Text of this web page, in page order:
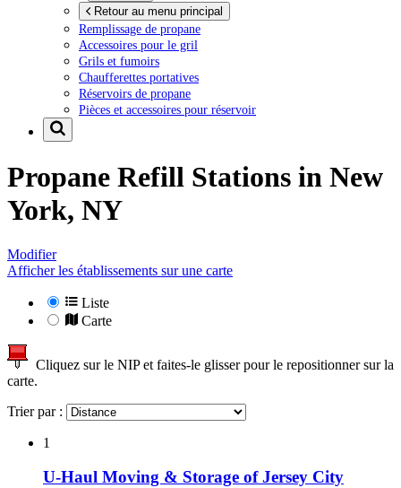
Retour au menu principal
Remplissage de propane
Accessoires pour le gril
Grils et fumoirs
Chaufferettes portatives
Réservoirs de propane
Pièces et accessoires pour réservoir
Propane Refill Stations in New
York, NY
Modifier
Afficher les établissements sur une carte
Liste
Carte
Cliquez sur le NIP et faites-le glisser pour le repositionner sur la
carte.
Trier par :
1
U-Haul Moving & Storage of Jersey City